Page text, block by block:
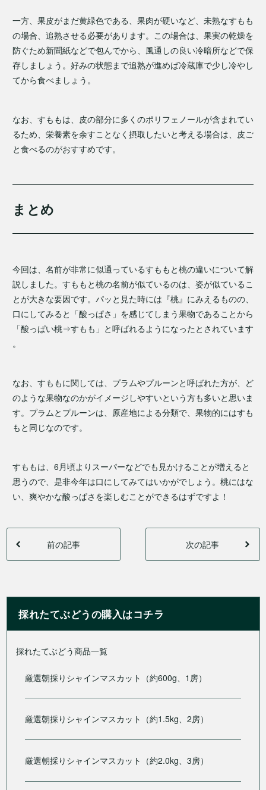
一方、果皮がまだ黄緑色である、果肉が硬いなど、未熟なすもも
の場合、追熟させる必要があります。この場合は、果実の乾燥を
防ぐため新聞紙などで包んでから、風通しの良い冷暗所などで保
存しましょう。好みの状態まで追熟が進めば冷蔵庫で少し冷やし
てから食べましょう。
なお、すももは、皮の部分に多くのポリフェノールが含まれてい
るため、栄養素を余すことなく摂取したいと考える場合は、皮ご
と食べるのがおすすめです。
まとめ
今回は、名前が非常に似通っているすももと桃の違いについて解
説しました。すももと桃の名前が似ているのは、姿が似ているこ
とが大きな要因です。パッと見た時には『桃』にみえるものの、
口にしてみると「酸っぱさ」を感じてしまう果物であることから
「酸っぱい桃⇒すもも」と呼ばれるようになったとされています
。
なお、すももに関しては、プラムやプルーンと呼ばれた方が、ど
のような果物なのかがイメージしやすいという方も多いと思いま
す。プラムとプルーンは、原産地による分類で、果物的にはすも
もと同じなのです。
すももは、6月頃よりスーパーなどでも見かけることが増えると
思うので、是非今年は口にしてみてはいかがでしょう。桃にはな
い、爽やかな酸っぱさを楽しむことができるはずですよ！
前の記事 次の記事
採れたてぶどうの購入はコチラ
採れたてぶどう商品一覧
厳選朝採りシャインマスカット（約600g、1房）
厳選朝採りシャインマスカット（約1.5kg、2房）
厳選朝採りシャインマスカット（約2.0kg、3房）